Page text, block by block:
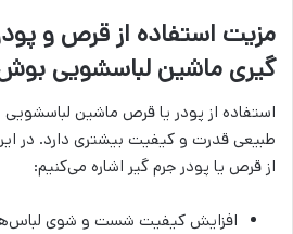
مزیت استفاده از قرص و
گیری ماشین لباسشویی
استفاده از پودر یا قرص ماشین
طبیعی قدرت و کیفیت بیشتری دارد. در
از قرص یا پودر جرم گیر اشاره می‌کنیم:
افزایش کیفیت شست و شوی